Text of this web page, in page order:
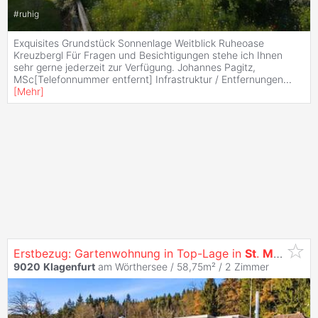
#ruhig
Exquisites Grundstück Sonnenlage Weitblick Ruheoase
Kreuzbergl Für Fragen und Besichtigungen stehe ich Ihnen
sehr gerne jederzeit zur Verfügung. Johannes Pagitz,
MSc[Telefonnummer entfernt] Infrastruktur / Entfernungen...
[Mehr]
Erstbezug: Gartenwohnung in Top-Lage in St. Martin -
9020 Klagenfurt am Wörthersee / 58,75m² / 2 Zimmer